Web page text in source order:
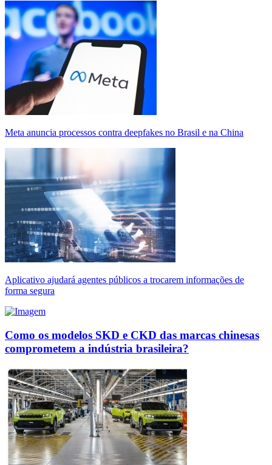
Meta anuncia processos contra deepfakes no Brasil e na China
Aplicativo ajudará agentes públicos a trocarem informações de
forma segura
Como os modelos SKD e CKD das marcas chinesas
comprometem a indústria brasileira?